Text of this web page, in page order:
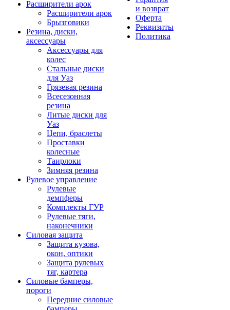
Расширители арок
Расширители арок
Брызговики
Резина, диски,
аксессуары
Аксессуары для
колес
Стальные диски
для Уаз
Грязевая резина
Всесезонная
резина
Литые диски для
Уаз
Цепи, браслеты
Проставки
колесные
Таирлоки
Зимняя резина
Рулевое управление
Рулевые
демпферы
Комплекты ГУР
Рулевые тяги,
наконечники
Силовая защита
Защита кузова,
окон, оптики
Защита рулевых
тяг, картера
Силовые бамперы,
пороги
Передние силовые
и возврат
Оферта
Реквизиты
Политика